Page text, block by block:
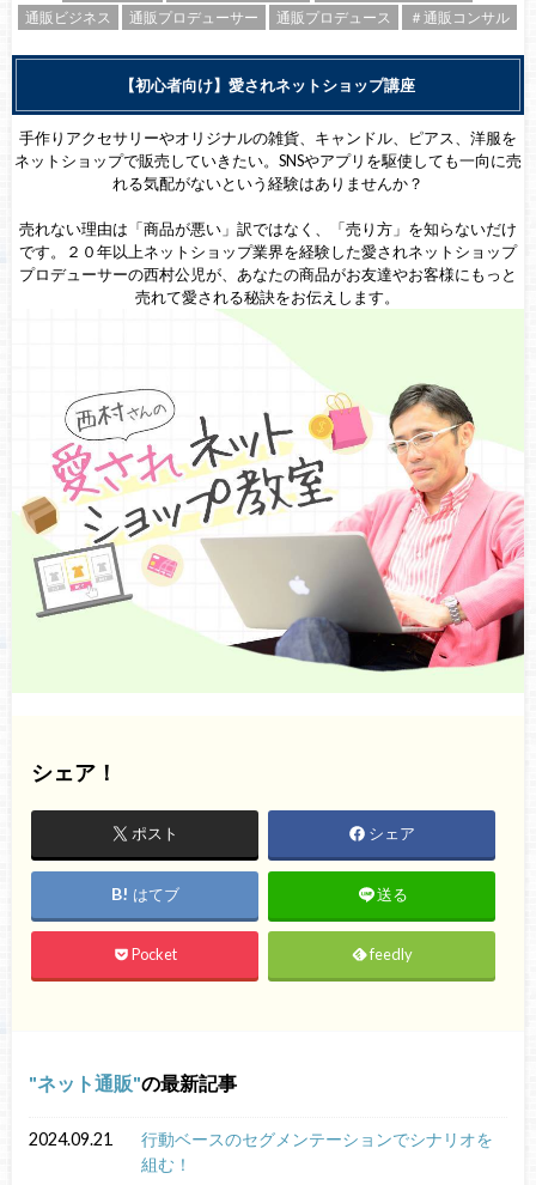
通販ビジネス
通販プロデューサー 通販プロデュース ＃通販コンサル
【初心者向け】愛されネットショップ講座
手作りアクセサリーやオリジナルの雑貨、キャンドル、ピアス、洋服を
ネットショップで販売していきたい。SNSやアプリを駆使しても一向に売
れる気配がないという経験はありませんか？
売れない理由は「商品が悪い」訳ではなく、「売り方」を知らないだけ
です。２０年以上ネットショップ業界を経験した愛されネットショップ
プロデューサーの西村公児が、あなたの商品がお友達やお客様にもっと
売れて愛される秘訣をお伝えします。
シェア！
ポスト シェア
はてブ 送る
Pocket feedly
ネット通販 の最新記事
2024.09.21
行動ベースのセグメンテーションでシナリオを
組む！